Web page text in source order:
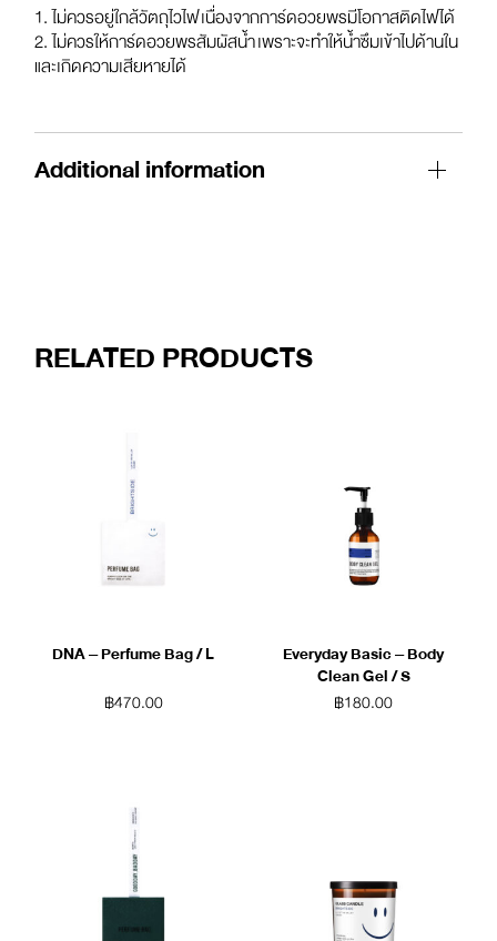
1. ไม่ควรอยู่ใกล้วัตถุไวไฟ เนื่องจากการ์ดอวยพรมีโอกาสติดไฟได้
2. ไม่ควรให้การ์ดอวยพรสัมผัสน้ำ เพราะจะทำให้น้ำซึมเข้าไปด้านใน
และเกิดความเสียหายได้
Additional information
RELATED PRODUCTS
DNA – Perfume Bag / L
฿470.00
Everyday Basic – Body
Clean Gel / S
฿180.00